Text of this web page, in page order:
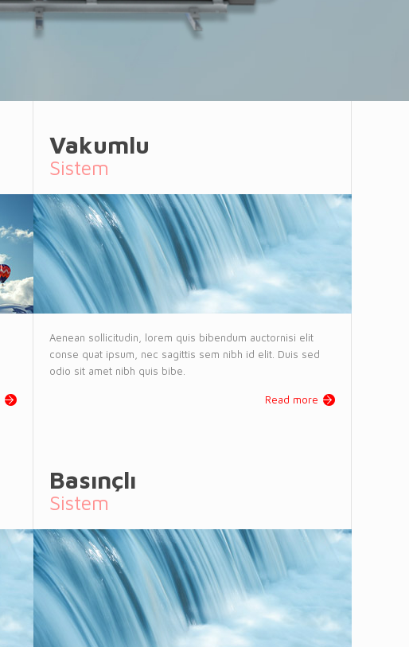
Vakumlu
Sistem
Aenean sollicitudin, lorem quis bibendum auctornisi elit
conse quat ipsum, nec sagittis sem nibh id elit. Duis sed
odio sit amet nibh quis bibe.
Read more
Basınçlı
Sistem